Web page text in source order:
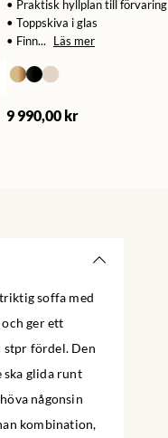
• Praktisk hyllplan till förvaring
• Toppskiva i glas
• Finn...
Läs mer
9 990,00 kr
soffa med
ger ett
stpr fördel. Den
ska glida runt
någonsin
kombination,